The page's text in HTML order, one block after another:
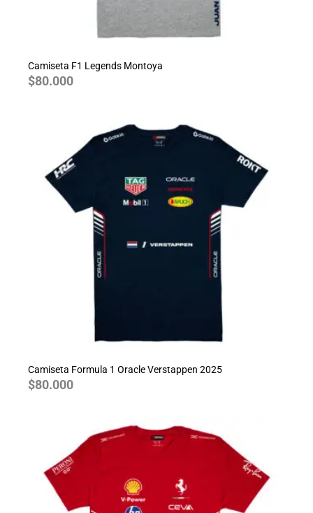
Camiseta F1 Legends Montoya
$80.000
Camiseta Formula 1 Oracle Verstappen 2025
$80.000